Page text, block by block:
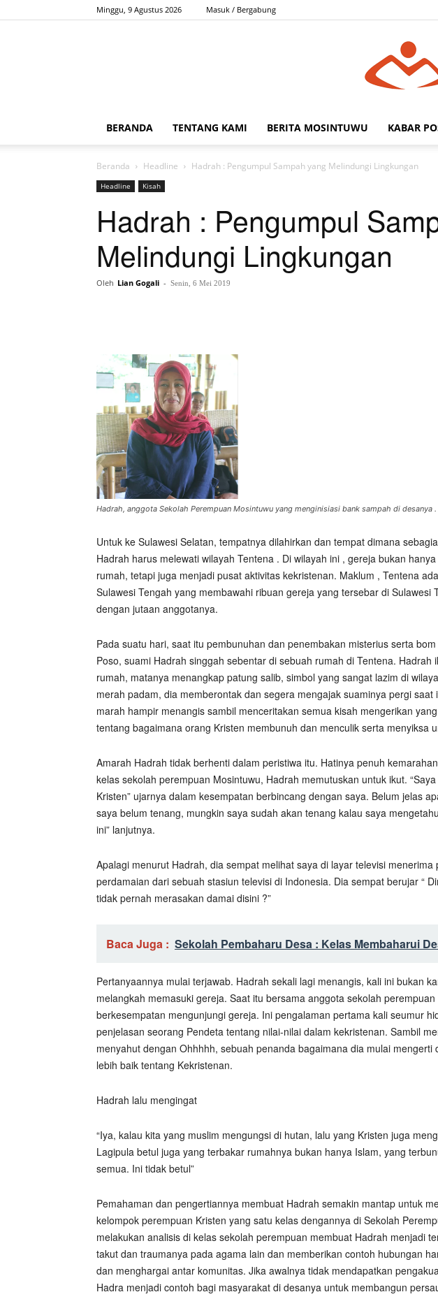
Minggu, 9 Agustus 2026 Masuk / Bergabung
BERANDA TENTANG KAMI BERITA MOSINTUWU KABAR
Beranda Headline Hadrah : Pengumpul Sampah yang Melindungi Lingkungan
Headline Kisah
Hadrah : Pengumpul
Melindungi Lingkungan
Oleh Lian Gogali - Senin, 6 Mei 2019
Hadrah, anggota Sekolah Perempuan Mosintuwu yang menginisiasi bank sampah di desanya
Untuk ke Sulawesi Selatan, tempatnya dilahirkan dan tempat dimana
Hadrah harus melewati wilayah Tentena . Di wilayah ini , gereja bukan
rumah, tetapi juga menjadi pusat aktivitas kekristenan. Maklum , Tentena
Sulawesi Tengah yang membawahi ribuan gereja yang tersebar di Sulawesi
dengan jutaan anggotanya.
Pada suatu hari, saat itu pembunuhan dan penembakan misterius serta
Poso, suami Hadrah singgah sebentar di sebuah rumah di Tentena. Hadrah
rumah, matanya menangkap patung salib, simbol yang sangat lazim di
merah padam, dia memberontak dan segera mengajak suaminya pergi
marah hampir menangis sambil menceritakan semua kisah mengerikan
tentang bagaimana orang Kristen membunuh dan menculik serta menyiksa
Amarah Hadrah tidak berhenti dalam peristiwa itu. Hatinya penuh
kelas sekolah perempuan Mosintuwu, Hadrah memutuskan untuk ikut.
Kristen” ujarnya dalam kesempatan berbincang dengan saya. Belum jelas
saya belum tenang, mungkin saya sudah akan tenang kalau saya
ini” lanjutnya.
Apalagi menurut Hadrah, dia sempat melihat saya di layar televisi
perdamaian dari sebuah stasiun televisi di Indonesia. Dia sempat berujar “
tidak pernah merasakan damai disini ?”
Baca Juga : Sekolah Pembaharu Desa : Kelas Membaharui
Pertanyaannya mulai terjawab. Hadrah sekali lagi menangis, kali ini bukan
melangkah memasuki gereja. Saat itu bersama anggota sekolah
berkesempatan mengunjungi gereja. Ini pengalaman pertama kali seumur
penjelasan seorang Pendeta tentang nilai-nilai dalam kekristenan. Sambil
menyahut dengan Ohhhhh, sebuah penanda bagaimana dia mulai mengerti
lebih baik tentang Kekristenan.
Hadrah lalu mengingat
“Iya, kalau kita yang muslim mengungsi di hutan, lalu yang Kristen juga
Lagipula betul juga yang terbakar rumahnya bukan hanya Islam, yang
semua. Ini tidak betul”
Pemahaman dan pengertiannya membuat Hadrah semakin mantap untuk
kelompok perempuan Kristen yang satu kelas dengannya di Sekolah
melakukan analisis di kelas sekolah perempuan membuat Hadrah menjadi
takut dan traumanya pada agama lain dan memberikan contoh hubungan
dan menghargai antar komunitas. Jika awalnya tidak mendapatkan
Hadra menjadi contoh bagi masyarakat di desanya untuk membangun